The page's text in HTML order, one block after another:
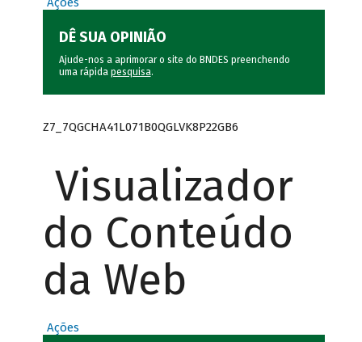
DÊ SUA OPINIÃO
Ajude-nos a aprimorar o site do BNDES preenchendo
uma rápida pesquisa.
Z7_7QGCHA41L071B0QGLVK8P22GB6
Visualizador
do Conteúdo
da Web
Ações